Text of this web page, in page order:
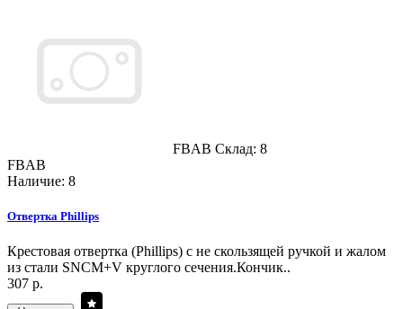
FBAB Склад: 8
FBAB
Наличие: 8
Отвертка Phillips
Крестовая отвертка (Phillips) с не скользящей ручкой и жалом
из стали SNCM+V круглого сечения.Кончик..
307 р.